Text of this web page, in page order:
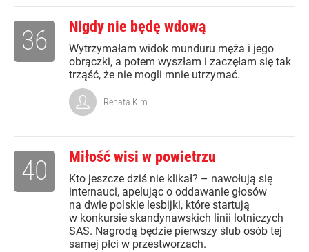
Nigdy nie będę wdową
Wytrzymałam widok munduru męża i jego
obrączki, a potem wyszłam i zaczęłam się tak
trząść, że nie mogli mnie utrzymać.
36
Renata Kim
Miłość wisi w powietrzu
Kto jeszcze dziś nie klikał? – nawołują się
internauci, apelując o oddawanie głosów
na dwie polskie lesbijki, które startują
w konkursie skandynawskich linii lotniczych
SAS. Nagrodą będzie pierwszy ślub osób tej
samej płci w przestworzach.
40